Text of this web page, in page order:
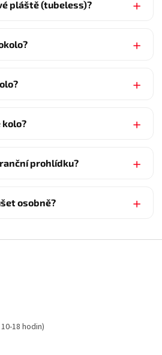
pláště (tubeless)?
kolo?
prohlídku?
osobně?
18 hodin)